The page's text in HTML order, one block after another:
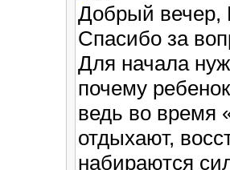
Добрый вечер,
Спасибо за
Для начала
почему
ведь во время
отдыхают,
набираются